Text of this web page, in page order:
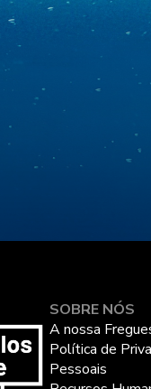
SOBRE NÓS
A nossa
Política de
Pessoais